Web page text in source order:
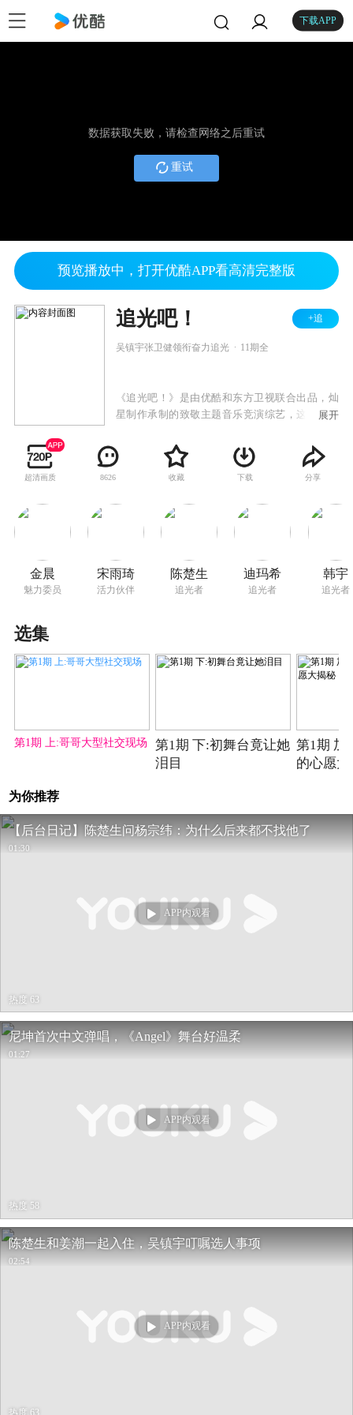
下载APP
数据获取失败，请检查网络之后重试
重试
预览播放中，打开优酷APP看高清完整版
追光吧！ +追
吴镇宇张卫健领衔奋力追光 11期全
《追光吧！》是由优酷和东方卫视联合出品，灿
星制作承制的致敬主题音乐竞演综艺，这是一场
中国经典男性文化气质表达，打开传统与流行文
化融合新出口，定义和引领男性力量与担当新趋
势，主推“中国男性特质”概念，通过21位男性文
担当、文化担当、与时代同频共振的竞演舞台。
展开
超清画质 8626 收藏 下载 分享
金晨
魅力委员
宋雨琦
活力伙伴
陈楚生
追光者
迪玛希
追光者
韩宇
追光者
选集
第1期 上:哥哥大型社交现场
第1期 下:初舞台竟让她
泪目
第1期 加
的心愿
为你推荐
【后台日记】陈楚生问杨宗纬：为什么后来都不找他了
01:30
APP内观看
热度 63
尼坤首次中文弹唱，《Angel》舞台好温柔
01:27
APP内观看
热度 58
陈楚生和姜潮一起入住，吴镇宇叮嘱选人事项
02:54
APP内观看
热度 63